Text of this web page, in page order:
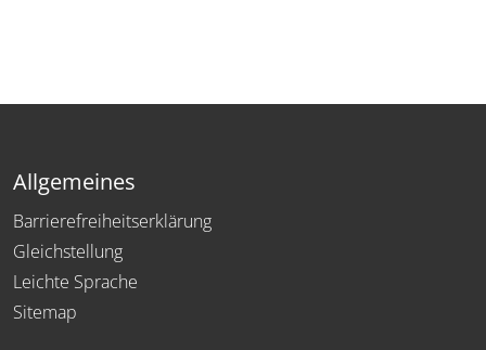
Allgemeines
Barrierefreiheitserklärung
Gleichstellung
Leichte Sprache
Sitemap